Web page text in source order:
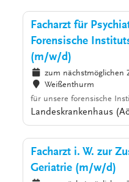
Facharzt für
Forensische
(m/w/d)
zum nächstmöglichen
Weißenthurm
für unsere forensische
Landeskrankenhaus
Facharzt i. W. zur
Geriatrie (m/w/d)